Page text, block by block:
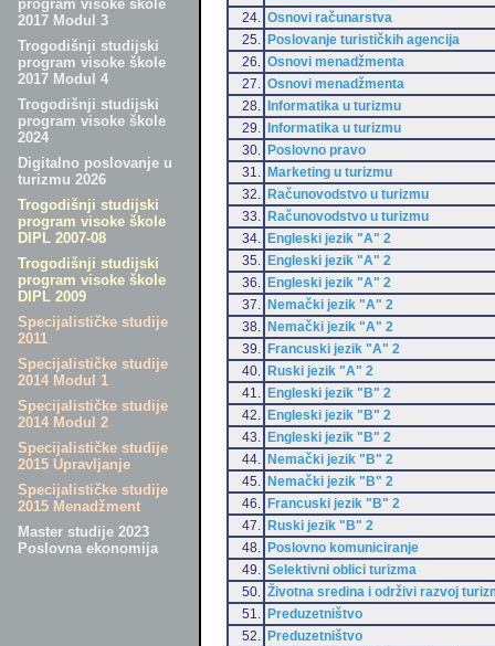
program visoke škole
2017 Modul 3
Trogodišnji studijski
program visoke škole
2017 Modul 4
Trogodišnji studijski
program visoke škole
2024
Digitalno poslovanje u
turizmu 2026
Trogodišnji studijski
program visoke škole
DIPL 2007-08
Trogodišnji studijski
program visoke škole
DIPL 2009
Specijalističke studije
2011
Specijalističke studije
2014 Modul 1
Specijalističke studije
2014 Modul 2
Specijalističke studije
2015 Upravljanje
Specijalističke studije
2015 Menadžment
Master studije 2023
Poslovna ekonomija
24.
Osnovi računarstva
25.
Poslovanje turističkih agencija
26.
Osnovi menadžmenta
27.
Osnovi menadžmenta
28.
Informatika u turizmu
29.
Informatika u turizmu
30.
Poslovno pravo
31.
Marketing u turizmu
32.
Računovodstvo u turizmu
33.
Računovodstvo u turizmu
34.
Engleski jezik "A" 2
35.
Engleski jezik "A" 2
36.
Engleski jezik "A" 2
37.
Nemački jezik "A" 2
38.
Nemački jezik "A" 2
39.
Francuski jezik "A" 2
40.
Ruski jezik "A" 2
41.
Engleski jezik "B" 2
42.
Engleski jezik "B" 2
43.
Engleski jezik "B" 2
44.
Nemački jezik "B" 2
45.
Nemački jezik "B" 2
46.
Francuski jezik "B" 2
47.
Ruski jezik "B" 2
48.
Poslovno komuniciranje
49.
Selektivni oblici turizma
50.
Životna sredina i održivi razvoj
51.
Preduzetništvo
52.
Preduzetništvo